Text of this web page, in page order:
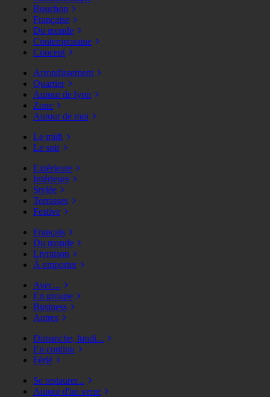
Bouchon
Française
Du monde
Contemporaine
Concept
Arrondissement
Quartier
Autour de lyon
Zone
Autour de moi
Le midi
Le soir
Extérieure
Intérieure
Stylée
Terrasses
Festive
Français
Du monde
Livraison
À emporter
Avec...
En groupe
Business
Autres
Dimanche, lundi...
En continu
Férié
Se restaurer...
Autour d'un verre